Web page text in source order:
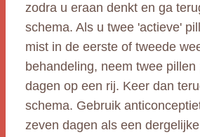
zodra u eraan denkt en ga
schema. Als u twee 'actieve'
mist in de eerste of tweede
behandeling, neem twee
dagen op een rij. Keer dan
schema. Gebruik
zeven dagen als een